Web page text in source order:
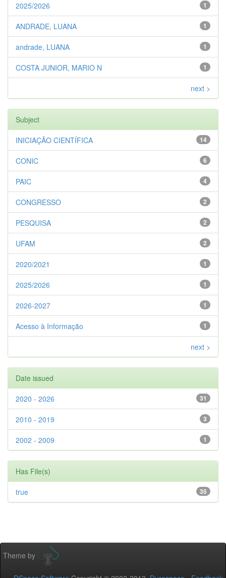
1
2025/2026
1
ANDRADE, LUANA
1
andrade, LUANA
1
COSTA JUNIOR, MARIO N
next >
Subject
14
INICIAÇÃO CIENTÍFICA
6
CONIC
4
PAIC
2
CONGRESSO
2
PESQUISA
2
UFAM
1
2020/2021
1
2025/2026
1
2026-2027
1
Acesso à Informação
next >
Date issued
31
2020 - 2026
3
2010 - 2019
1
2002 - 2009
Has File(s)
35
true
Theme by